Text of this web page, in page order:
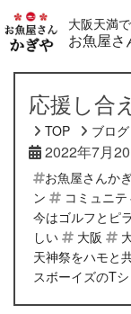
大阪天満
お魚屋さ
応援し合
TOP ブログ
2022年7月
お魚屋さんか
ン
コミュニテ
今はゴルフとピ
しい
大阪
天神祭をハモと
スボーイズのT